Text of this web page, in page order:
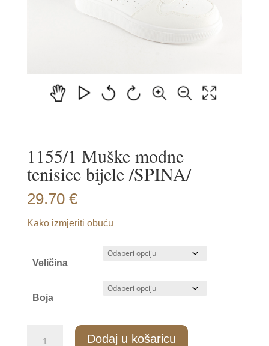
1155/1 Muške modne
tenisice bijele /SPINA/
29.70 €
Kako izmjeriti obuću
Veličina
Boja
Dodaj u košaricu